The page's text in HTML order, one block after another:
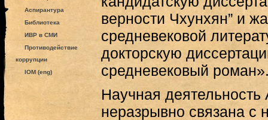
Аспирантура
Библиотека
ИВР в СМИ
Противодействие
коррупции
IOM (eng)
верности Чхунхян” и
средневековой
докторскую
средневековый
Научная
неразрывно связана с